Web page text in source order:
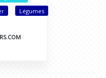
Légumes